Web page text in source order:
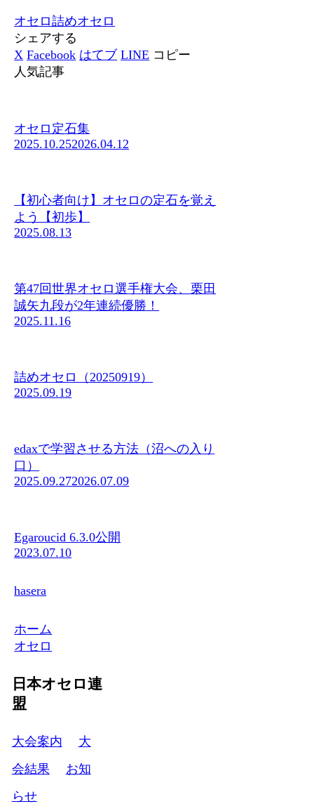
オセロ詰めオセロ
シェアする
X Facebook はてブ LINE コピー
人気記事
オセロ定石集
2025.10.252026.04.12
【初心者向け】オセロの定石を覚え
よう【初歩】
2025.08.13
第47回世界オセロ選手権大会、栗田
誠矢九段が2年連続優勝！
2025.11.16
詰めオセロ（20250919）
2025.09.19
edaxで学習させる方法（沼への入り
口）
2025.09.272026.07.09
Egaroucid 6.3.0公開
2023.07.10
hasera
ホーム
オセロ
日本オセロ連
盟
大会案内
大
会結果
お知
らせ